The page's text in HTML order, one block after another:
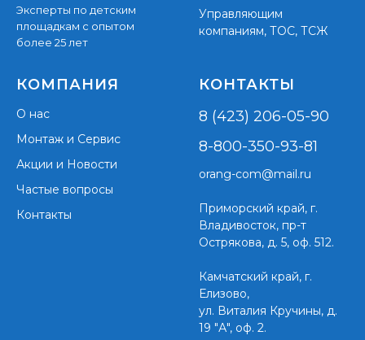
Эксперты по детским
площадкам с опытом
более 25 лет
Управляющим
компаниям, ТОС, ТСЖ
КОМПАНИЯ
О нас
Монтаж и Сервис
Акции и Новости
Частые вопросы
Контакты
КОНТАКТЫ
8 (423) 206-05-90
8-800-350-93-81
orang-com@mail.ru
Приморский край, г.
Владивосток, пр-т
Острякова, д. 5, оф. 512.
Камчатский край, г.
Елизово,
ул. Виталия Кручины, д.
19 "А", оф. 2.